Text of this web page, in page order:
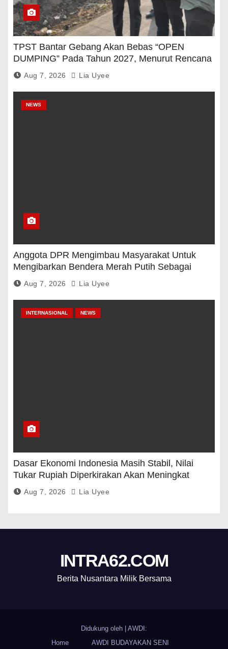
TPST Bantar Gebang Akan Bebas “OPEN
DUMPING” Pada Tahun 2027, Menurut Rencana
Pemerintah
Aug 7, 2026 Lia Uyee
NEWS
Anggota DPR Mengimbau Masyarakat Untuk
Mengibarkan Bendera Merah Putih Sebagai
Tanda Rasa Terima Kasih
Aug 7, 2026 Lia Uyee
INTERNASIONAL NEWS
Dasar Ekonomi Indonesia Masih Stabil, Nilai
Tukar Rupiah Diperkirakan Akan Meningkat
Aug 7, 2026 Lia Uyee
INTRA62.COM
Berita Nusantara Milik Bersama
Didukung oleh
AWDI:
Home
AWDI BUDAYAKAN SENI